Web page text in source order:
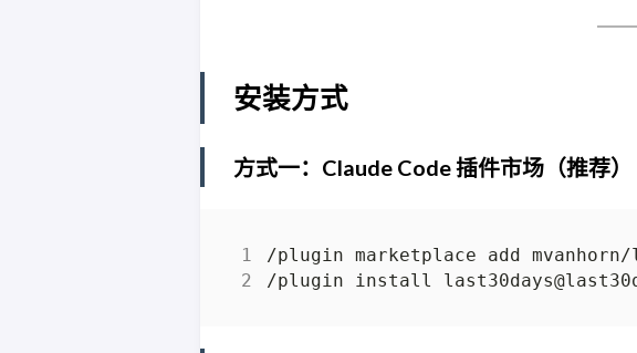
安装方式
方式一：Claude Code 插件市场（推荐）